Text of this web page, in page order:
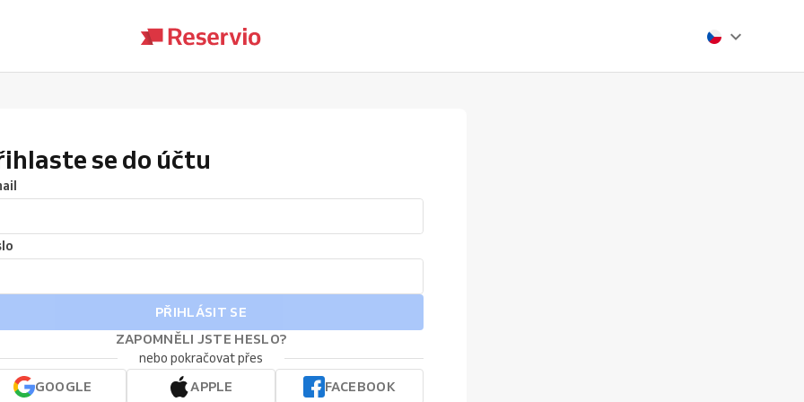
se do účtu
PŘIHLÁSIT SE
ZAPOMNĚLI JSTE HESLO?
nebo pokračovat přes
GOOGLE
APPLE FACEBOOK